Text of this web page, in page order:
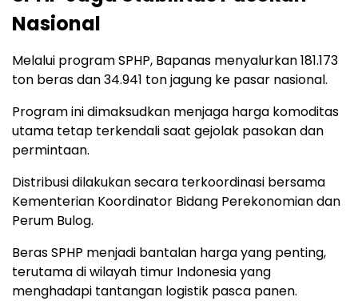
Nasional
Melalui program SPHP, Bapanas menyalurkan 181.173
ton beras dan 34.941 ton jagung ke pasar nasional.
Program ini dimaksudkan menjaga harga komoditas
utama tetap terkendali saat gejolak pasokan dan
permintaan.
Distribusi dilakukan secara terkoordinasi bersama
Kementerian Koordinator Bidang Perekonomian dan
Perum Bulog.
Beras SPHP menjadi bantalan harga yang penting,
terutama di wilayah timur Indonesia yang
menghadapi tantangan logistik pasca panen.